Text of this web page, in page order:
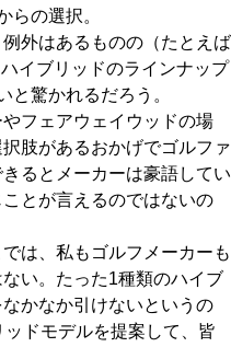
らの選択。
外はあるものの（たとえば
イブリッドのラインナップ
と驚かれるだろう。
フェアウェイウッドの場
肢があるおかげでゴルファ
るとメーカーは豪語してい
とが言えるのではないの
は、私もゴルフメーカーも
い。たった1種類のハイブ
かなか引けないというの
ドモデルを提案して、皆